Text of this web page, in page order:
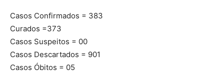
Casos Confirmados = 383
Curados =373
Casos Suspeitos = 00
Casos Descartados = 901
Casos Óbitos = 05